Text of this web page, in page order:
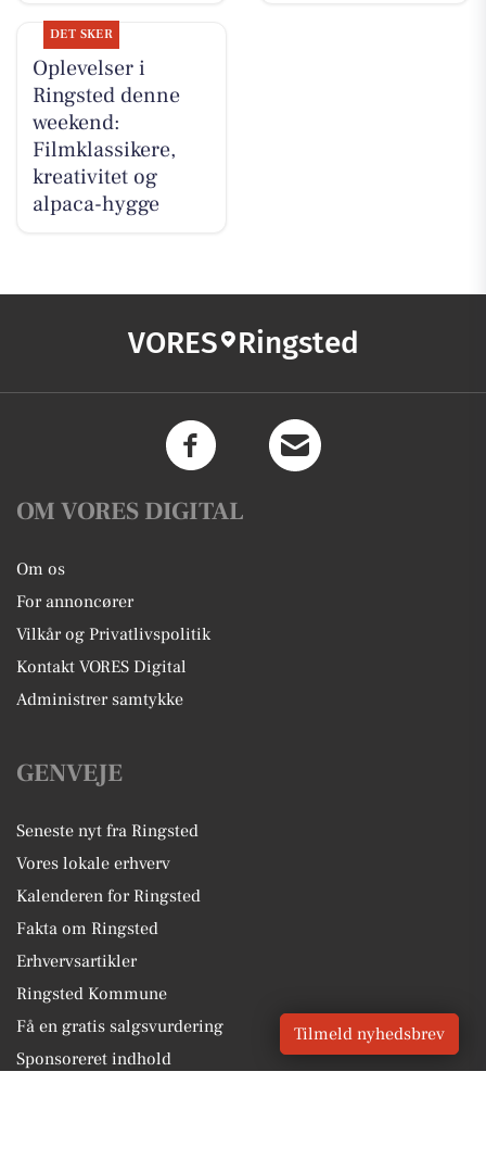
DET SKER
Oplevelser i
Ringsted denne
weekend:
Filmklassikere,
kreativitet og
alpaca-hygge
VORES Ringsted
OM VORES DIGITAL
Om os
For annoncører
Vilkår og Privatlivspolitik
Kontakt VORES Digital
Administrer samtykke
GENVEJE
Seneste nyt fra Ringsted
Vores lokale erhverv
Kalenderen for Ringsted
Fakta om Ringsted
Erhvervsartikler
Ringsted Kommune
Få en gratis salgsvurdering
Sponsoreret indhold
Tilmeld nyhedsbrev